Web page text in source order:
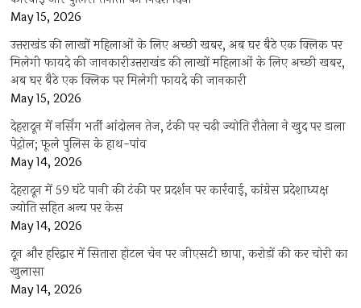
May 15, 2026
उत्तराखंड की लाखों महिलाओं के लिए अच्छी खबर, अब घर बैठे एक क्लिक पर
मिलेगी फायदे की जानकारीउत्तराखंड की लाखों महिलाओं के लिए अच्छी खबर,
अब घर बैठे एक क्लिक पर मिलेगी फायदे की जानकारी
May 15, 2026
देहरादून में नर्सिंग भर्ती आंदोलन तेज, टंकी पर चढ़ी ज्योति रौतेला ने खुद पर डाला
पेट्रोल; फूले पुलिस के हाथ-पांव
May 14, 2026
देहरादून में 59 घंटे पानी की टंकी पर प्रदर्शन पर कार्रवाई, कांग्रेस प्रदेशाध्यक्ष
ज्योति सहित अन्य पर केस
May 14, 2026
दून और हरिद्वार में सितारा होटल चेन पर जीएसटी छापा, करोड़ों की कर चोरी का
खुलासा
May 14, 2026